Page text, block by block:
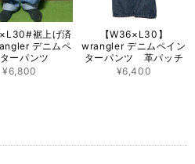
裾上げ済
デニムペ
ーパンツ
¥6,800
【W36×L30】
wrangler デニムペイン
ターパンツ 革パッチ
¥6,400